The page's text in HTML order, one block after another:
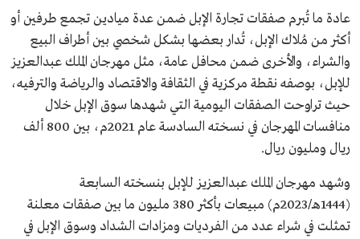
عادة ما تُبرم صفقات تجارة الإبل ضمن عدة ميادين تجمع طرفين أو
أكثر من مُلاك الإبل، تُدار بعضها بشكل شخصي بين أطراف البيع
والشراء، والأخرى ضمن محافل عامة، مثل مهرجان الملك عبدالعزيز
للإبل، بوصفه نقطة مركزية في الثقافة والاقتصاد والرياضة والترفيه،
حيث تراوحت الصفقات اليومية التي شهدها سوق الإبل خلال
منافسات المهرجان في نسخته السادسة عام 2021م، بين 800 ألف
ريال ومليون ريال.
وشهد مهرجان الملك عبدالعزيز للإبل بنسخته السابعة
(1444هـ/2023م) مبيعات بأكثر 380 مليون ما بين صفقات معلنة
تمثلت في شراء عدد من الفرديات ومزادات الشداد وسوق الإبل في